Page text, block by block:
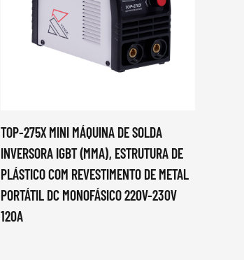
TOP-275X MINI MÁQUINA DE SOLDA
INVERSORA IGBT (MMA), ESTRUTURA DE
PLÁSTICO COM REVESTIMENTO DE METAL
PORTÁTIL DC MONOFÁSICO 220V-230V
120A